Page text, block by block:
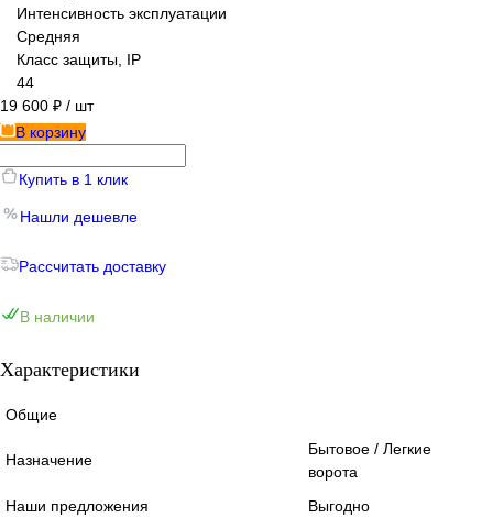
Интенсивность эксплуатации
Средняя
Класс защиты, IP
44
19 600 ₽ / шт
В корзину
Купить в 1 клик
Нашли дешевле
Рассчитать доставку
В наличии
Характеристики
Общие
Назначение
Бытовое / Легкие
ворота
Наши предложения
Выгодно